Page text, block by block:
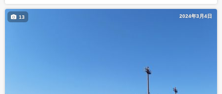
2024年3月4日
13